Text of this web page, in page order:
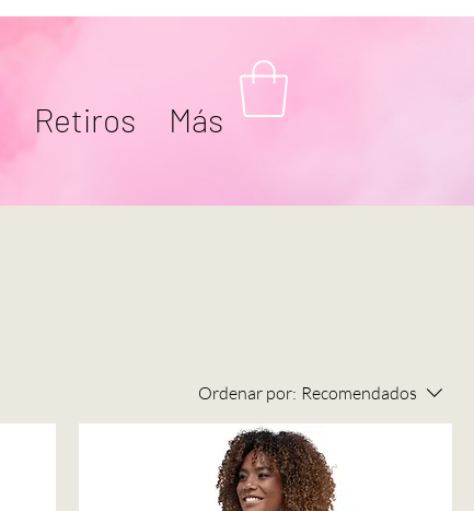
Retiros Más
Ordenar por: Recomendados